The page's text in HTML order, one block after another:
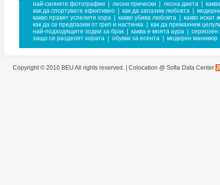
най-силните фотографии лесни прически лесна диета
как да спортувате ефективно
как да запазим любовта
какво правят успелите хора
какво убива любовта
какво искат
как да се предпазим от грип и настинка
как да премахнем
най-подходящите зодии за брак
каква е моята аура
сериозен
защо се разделят хората
обувки за есента модерен маникюр
Copyright © 2010 BEU All rights reserved. | Colocation @ Sofia Data Center